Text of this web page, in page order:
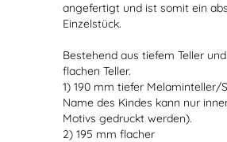
angefertigt und ist somit ein
Einzelstück.
Bestehend aus tiefem Teller
flachen Teller.
1) 190 mm tiefer Melaminteller/
Name des Kindes kann nur
Motivs gedruckt werden).
2) 195 mm flacher